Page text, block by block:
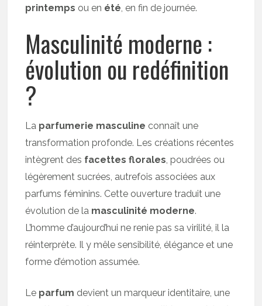
printemps ou en été , en fin de journée.
Masculinité moderne :
évolution ou redéfinition
?
La parfumerie masculine connaît une
transformation profonde. Les créations récentes
intègrent des facettes florales , poudrées ou
légèrement sucrées, autrefois associées aux
parfums féminins. Cette ouverture traduit une
évolution de la masculinité moderne.
L’homme d’aujourd’hui ne renie pas sa virilité, il la
réinterprète. Il y mêle sensibilité, élégance et une
forme d’émotion assumée.
Le parfum devient un marqueur identitaire, une